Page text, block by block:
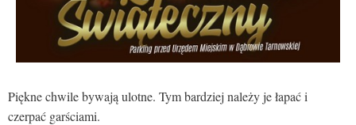
Piękne chwile bywają ulotne. Tym bardziej należy je łapać i
czerpać garściami.